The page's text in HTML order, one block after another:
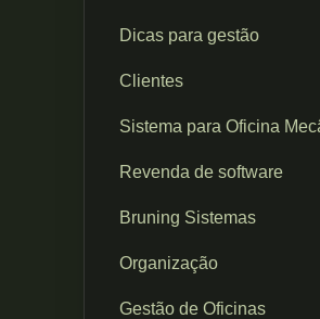
Dicas para gestão
Clientes
Sistema para Oficina
Revenda de software
Bruning Sistemas
Organização
Gestão de Oficinas